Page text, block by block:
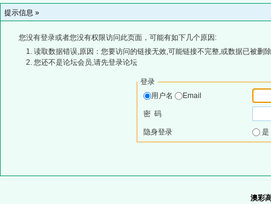
提示信息 »
您没有登录或者您没有权限访问此页面，可能有如下几个原因:
读取数据错误,原因：您要访问的链接无效,可能链接不完整,或数据已被删
您还不是论坛会员,请先登录论坛
登录
用户名
Email
密 码
隐身登录
澳彩